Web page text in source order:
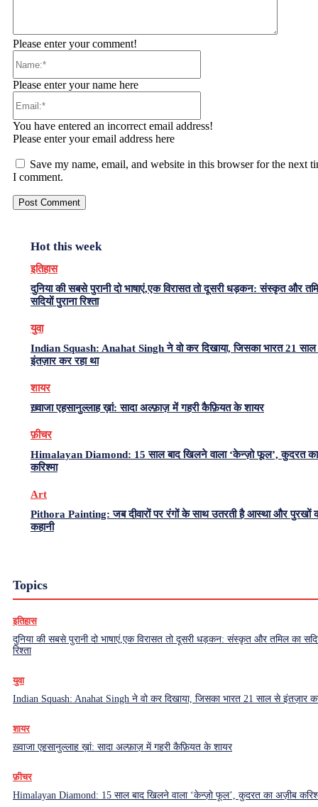
Please enter your comment!
Please enter your name here
You have entered an incorrect email address!
Please enter your email address here
Save my name, email, and website in this browser for the next
I comment.
Hot this week
इतिहास
दुनिया की सबसे पुरानी दो भाषाएं,एक विरासत तो दूसरी धड़कन: संस्कृत और
सदियों पुराना रिश्ता
युवा
Indian Squash: Anahat Singh ने वो कर दिखाया, जिसका भारत 21
इंतज़ार कर रहा था
शायर
ख़्वाजा एहसानुल्लाह ख़ां: सादा अल्फ़ाज़ में गहरी कैफ़ियत के शायर
फ़ीचर
Himalayan Diamond: 15 साल बाद खिलने वाला ‘केन्ज़ो फूल’, कुदरत
करिश्मा
Art
Pithora Painting: जब दीवारों पर रंगों के साथ उतरती है आस्था और पुरखों
कहानी
Topics
इतिहास
दुनिया की सबसे पुरानी दो भाषाएं,एक विरासत तो दूसरी धड़कन: संस्कृत और तमिल का
रिश्ता
युवा
Indian Squash: Anahat Singh ने वो कर दिखाया, जिसका भारत 21 साल से इंतज़ार
शायर
ख़्वाजा एहसानुल्लाह ख़ां: सादा अल्फ़ाज़ में गहरी कैफ़ियत के शायर
फ़ीचर
Himalayan Diamond: 15 साल बाद खिलने वाला ‘केन्ज़ो फूल’, कुदरत का अज़ीब